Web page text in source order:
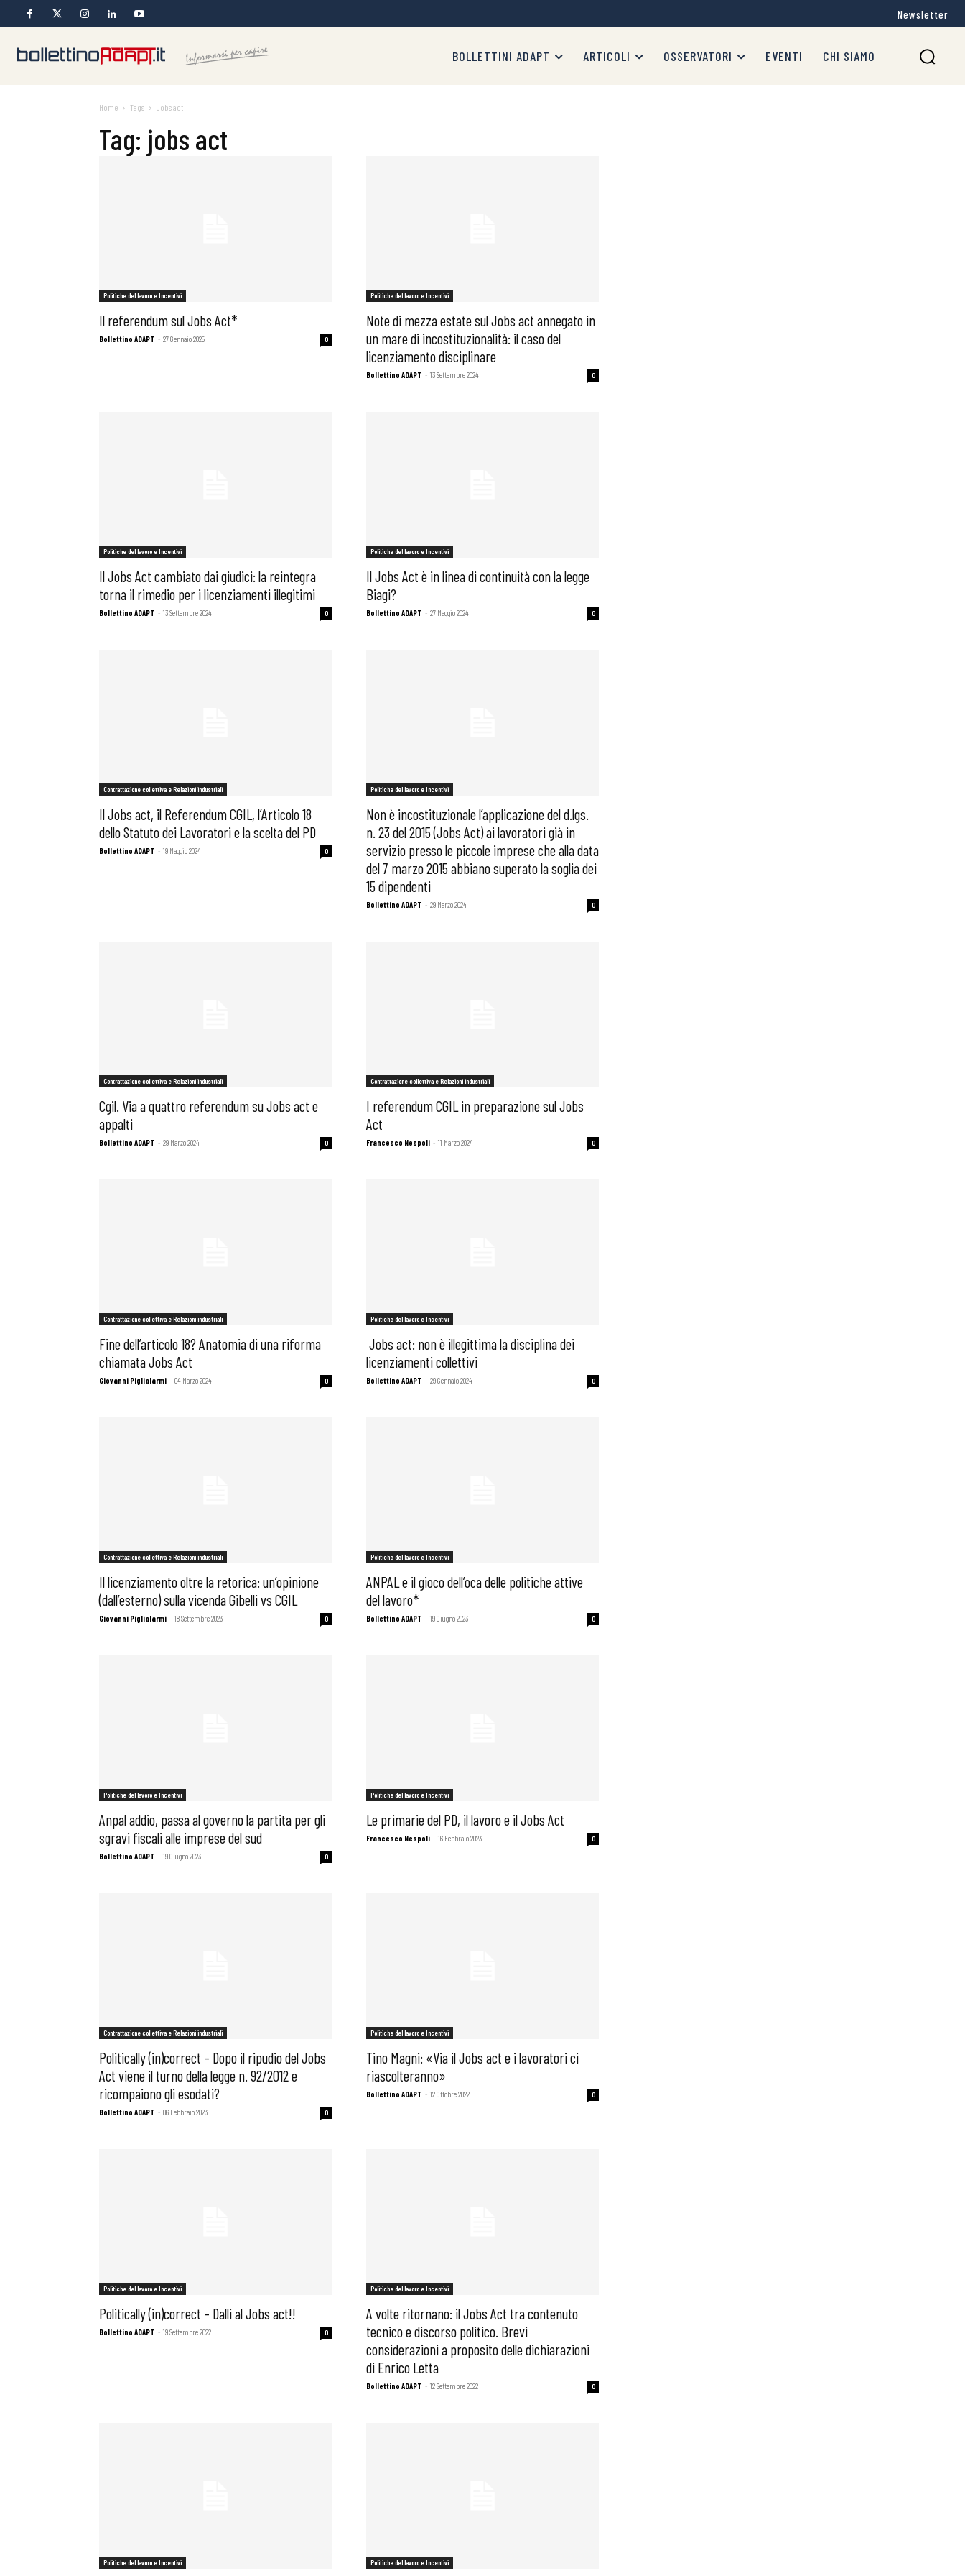
Articoli
Newsletter
BOLLETTINI ADAPT ARTICOLI OSSERVATORI EVENTI CHI SIAMO
Home Tags Jobs act
Tag: jobs act
Politiche del lavoro e Incentivi
Il referendum sul Jobs Act*
Bollettino ADAPT - 27 Gennaio 2025 0
Politiche del lavoro e Incentivi
Note di mezza estate sul Jobs act annegato in
un mare di incostituzionalità: il caso del
licenziamento disciplinare
Bollettino ADAPT - 13 Settembre 2024 0
Politiche del lavoro e Incentivi
Il Jobs Act cambiato dai giudici: la reintegra
torna il rimedio per i licenziamenti illegitimi
Bollettino ADAPT - 13 Settembre 2024 0
Politiche del lavoro e Incentivi
Il Jobs Act è in linea di continuità con la legge
Biagi?
Bollettino ADAPT - 27 Maggio 2024 0
Contrattazione collettiva e Relazioni industriali
Il Jobs act, il Referendum CGIL, l’Articolo 18
dello Statuto dei Lavoratori e la scelta del PD
Bollettino ADAPT - 19 Maggio 2024 0
Politiche del lavoro e Incentivi
Non è incostituzionale l’applicazione del d.lgs.
n. 23 del 2015 (Jobs Act) ai lavoratori già in
servizio presso le piccole imprese che alla data
del 7 marzo 2015 abbiano superato la soglia dei
15 dipendenti
Bollettino ADAPT - 29 Marzo 2024 0
Contrattazione collettiva e Relazioni industriali
Cgil. Via a quattro referendum su Jobs act e
appalti
Bollettino ADAPT - 29 Marzo 2024 0
Contrattazione collettiva e Relazioni industriali
I referendum CGIL in preparazione sul Jobs
Act
Francesco Nespoli - 11 Marzo 2024 0
Contrattazione collettiva e Relazioni industriali
Fine dell’articolo 18? Anatomia di una riforma
chiamata Jobs Act
Giovanni Piglialarmi - 04 Marzo 2024 0
Politiche del lavoro e Incentivi
Jobs act: non è illegittima la disciplina dei
licenziamenti collettivi
Bollettino ADAPT - 29 Gennaio 2024 0
Contrattazione collettiva e Relazioni industriali
Il licenziamento oltre la retorica: un’opinione
(dall’esterno) sulla vicenda Gibelli vs CGIL
Giovanni Piglialarmi - 18 Settembre 2023 0
Politiche del lavoro e Incentivi
ANPAL e il gioco dell’oca delle politiche attive
del lavoro*
Bollettino ADAPT - 19 Giugno 2023 0
Politiche del lavoro e Incentivi
Anpal addio, passa al governo la partita per gli
sgravi fiscali alle imprese del sud
Bollettino ADAPT - 19 Giugno 2023 0
Politiche del lavoro e Incentivi
Le primarie del PD, il lavoro e il Jobs Act
Francesco Nespoli - 16 Febbraio 2023 0
Contrattazione collettiva e Relazioni industriali
Politically (in)correct – Dopo il ripudio del Jobs
Act viene il turno della legge n. 92/2012 e
ricompaiono gli esodati?
Bollettino ADAPT - 06 Febbraio 2023 0
Politiche del lavoro e Incentivi
Tino Magni: «Via il Jobs act e i lavoratori ci
riascolteranno»
Bollettino ADAPT - 12 Ottobre 2022 0
Politiche del lavoro e Incentivi
Politically (in)correct – Dalli al Jobs act!!
Bollettino ADAPT - 19 Settembre 2022 0
Politiche del lavoro e Incentivi
A volte ritornano: il Jobs Act tra contenuto
tecnico e discorso politico. Brevi
considerazioni a proposito delle dichiarazioni
di Enrico Letta
Bollettino ADAPT - 12 Settembre 2022 0
Politiche del lavoro e Incentivi Politiche del lavoro e Incentivi